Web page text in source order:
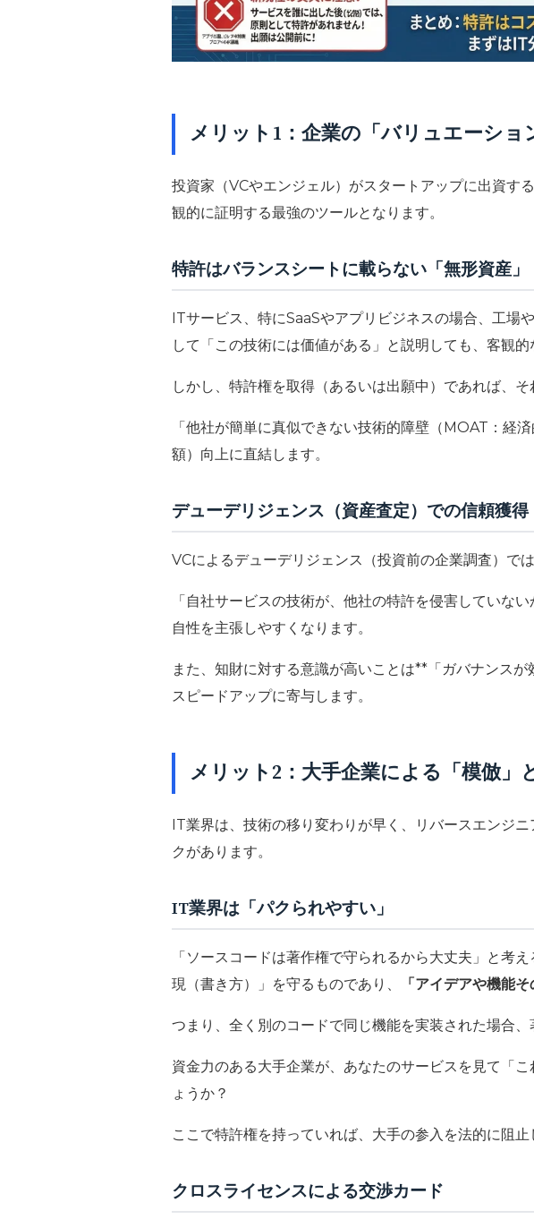
メリット1：企業の「バリュエーショ
投資家（VCやエンジェル）がスタートアップに出資す
観的に証明する最強のツールとなります。
特許はバランスシートに載らない「無形資産」
ITサービス、特にSaaSやアプリビジネスの場合、工場
して「この技術には価値がある」と説明しても、客観的
しかし、特許権を取得（あるいは出願中）であれば、そ
「他社が簡単に真似できない技術的障壁（MOAT：経
額）向上に直結します。
デューデリジェンス（資産査定）での信頼獲得
VCによるデューデリジェンス（投資前の企業調査）で
「自社サービスの技術が、他社の特許を侵害していな
自性を主張しやすくなります。
また、知財に対する意識が高いことは**「ガバナンス
スピードアップに寄与します。
メリット2：大手企業による「模倣」
IT業界は、技術の移り変わりが早く、リバースエンジ
クがあります。
IT業界は「パクられやすい」
「ソースコードは著作権で守られるから大丈夫」と考
現（書き方）」を守るものであり、
「アイデアや機能
つまり、全く別のコードで同じ機能を実装された場合、
資金力のある大手企業が、あなたのサービスを見て「
ょうか？
ここで特許権を持っていれば、大手の参入を法的に阻
クロスライセンスによる交渉カード